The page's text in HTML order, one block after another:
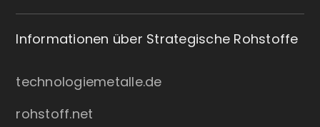
Informationen über Strategische Rohstoffe
technologiemetalle.de
rohstoff.net